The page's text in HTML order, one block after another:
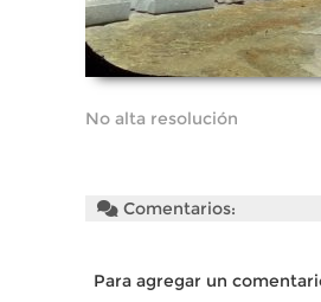
No alta resolución
Comentarios:
Para agregar un